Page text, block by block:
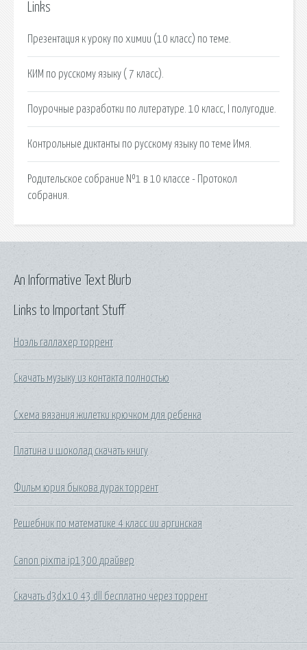
Links
Презентация к уроку по химии (10 класс) по теме.
КИМ по русскому языку ( 7 класс).
Поурочные разработки по литературе. 10 класс, I полугодие.
Контрольные диктанты по русскому языку по теме Имя.
Родительское собрание №1 в 10 классе - Протокол
собрания.
Links to Important Stuff
Ноэль галлахер торрент
Скачать музыку из контакта полностью
Схема вязания жилетки крючком для ребенка
Платина и шоколад скачать книгу
Фильм юрия быкова дурак торрент
Решебник по математике 4 класс ии аргинская
Canon pixma ip1300 драйвер
Скачать d3dx10 43 dll бесплатно через торрент
An Informative Text Blurb